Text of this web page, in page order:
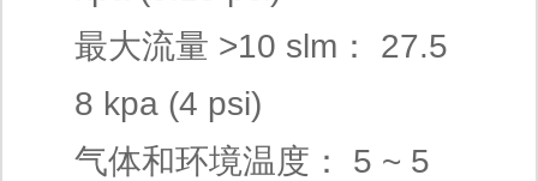
最大流量 >10 slm： 27.5
8 kpa (4 psi)
气体和环境温度： 5 ~ 5